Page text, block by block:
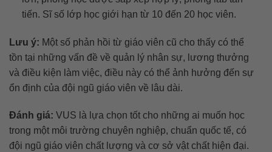
tiến. Sĩ số lớp học giới hạn từ 10 đến 20 học viên.
Lưu ý: Một số phản hồi từ giáo viên cũ cho thấy có thể
tồn tại những vấn đề về quản lý nhân sự, lương thưởng
và điều kiện làm việc, điều này có thể ảnh hưởng đến sự
ổn định của đội ngũ giáo viên về lâu dài.
Đánh giá: VUS là lựa chọn tốt cho những ai muốn học
trong một môi trường chuyên nghiệp, chuẩn quốc tế, có
đội ngũ giáo viên chất lượng và cơ sở vật chất hiện đại.